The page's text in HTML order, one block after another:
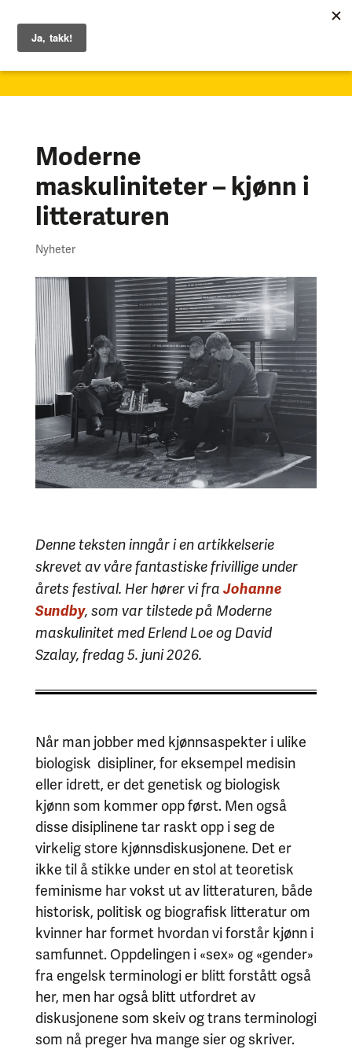
Moderne
maskuliniteter – kjønn i
litteraturen
Nyheter
Denne teksten inngår i en artikkelserie
skrevet av våre fantastiske frivillige under
årets festival. Her hører vi fra Johanne
Sundby, som var tilstede på Moderne
maskulinitet med Erlend Loe og David
Szalay, fredag 5. juni 2026.
Når man jobber med kjønnsaspekter i ulike
biologisk disipliner, for eksempel medisin
eller idrett, er det genetisk og biologisk
kjønn som kommer opp først. Men også
disse disiplinene tar raskt opp i seg de
virkelig store kjønnsdiskusjonene. Det er
ikke til å stikke under en stol at teoretisk
feminisme har vokst ut av litteraturen, både
historisk, politisk og biografisk litteratur om
kvinner har formet hvordan vi forstår kjønn i
samfunnet. Oppdelingen i «sex» og «gender»
fra engelsk terminologi er blitt forstått også
her, men har også blitt utfordret av
diskusjonene som skeiv og trans terminologi
som nå preger hva mange sier og skriver.